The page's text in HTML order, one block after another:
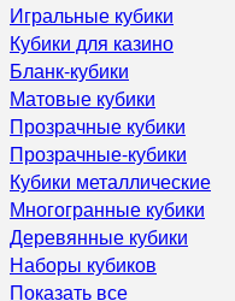
Игральные кубики
Кубики для казино
Бланк-кубики
Матовые кубики
Прозрачные кубики
Прозрачные-кубики
Кубики металлические
Многогранные кубики
Деревянные кубики
Наборы кубиков
Показать все